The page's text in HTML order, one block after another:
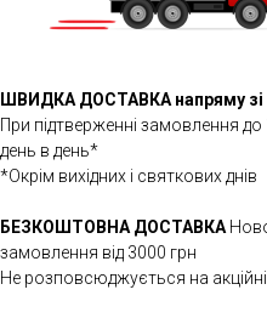
ШВИДКА ДОСТАВКА напряму зі
При підтверженні замовлення
день в день*
*Окрім вихідних і святкових днів
БЕЗКОШТОВНА ДОСТАВКА
замовлення від 3000 грн
Не розповсюджується на